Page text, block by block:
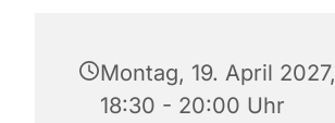
Montag, 19. April 2027,
18:30 - 20:00 Uhr